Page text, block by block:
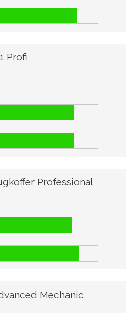
Profi
Professional
Mechanic